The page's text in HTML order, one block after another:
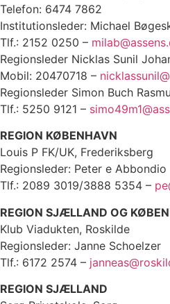
Telefon: 6474 7862
Institutionsleder: Michael
Tlf.: 2152 0250 –
Regionsleder Nicklas Sunil
Mobil: 20470718 –
Regionsleder Simon Buch
Tlf.: 5250 9121 –
REGION KØBENHAVN
Louis P FK/UK, Frederiksberg
Regionsleder: Peter e Abbondio
Tlf.: 2089 3019/3888 5354 –
REGION SJÆLLAND OG
Klub Viadukten, Roskilde
Regionsleder: Janne Schoelzer
Tlf.: 6172 2574 –
REGION SJÆLLAND